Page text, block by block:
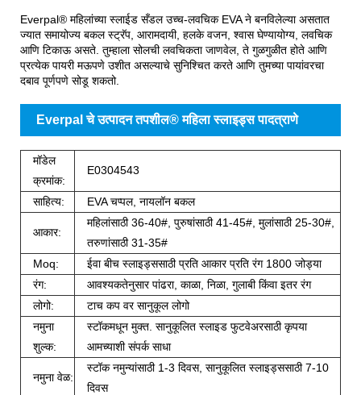
Everpal® महिलांच्या स्लाईड सँडल उच्च-लवचिक EVA ने बनविलेल्या असतात
ज्यात समायोज्य बकल स्ट्रॅप, आरामदायी, हलके वजन, श्वास घेण्यायोग्य, लवचिक
आणि टिकाऊ असते. तुम्हाला सोलची लवचिकता जाणवेल, ते गुळगुळीत होते आणि
प्रत्येक पायरी मऊपणे उशीत असल्याचे सुनिश्चित करते आणि तुमच्या पायांवरचा
दबाव पूर्णपणे सोडू शकतो.
Everpal चे उत्पादन तपशील® महिला स्लाइड्स पादत्राणे
मॉडेल
क्रमांक:
E0304543
साहित्य: EVA चप्पल, नायलॉन बकल
आकार:
महिलांसाठी 36-40#, पुरुषांसाठी 41-45#, मुलांसाठी 25-30#,
तरुणांसाठी 31-35#
Moq:
ईवा बीच स्लाइड्ससाठी प्रति आकार प्रति रंग 1800 जोड्या
रंग:
आवश्यकतेनुसार पांढरा, काळा, निळा, गुलाबी किंवा इतर रंग
लोगो:
टाच कप वर सानुकूल लोगो
नमुना
शुल्क:
स्टॉकमधून मुक्त. सानुकूलित स्लाइड फुटवेअरसाठी कृपया
आमच्याशी संपर्क साधा
नमुना वेळ:
स्टॉक नमुन्यांसाठी 1-3 दिवस, सानुकूलित स्लाइड्ससाठी 7-10
दिवस